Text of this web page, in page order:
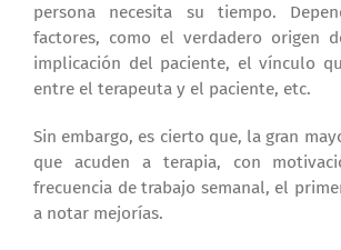
persona necesita su tiempo.
factores, como el verdadero origen
implicación del paciente, el vínculo
entre el terapeuta y el paciente, etc.
Sin embargo, es cierto que, la gran
que acuden a terapia, con
frecuencia de trabajo semanal, el
a notar mejorías.